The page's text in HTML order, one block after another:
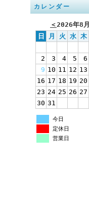
カレンダー
＜2026年8月
日
月 火 水 木
2
3 4 5 6
9 10 11 12 13
16 17 18 19 20
23 24 25 26 27
30 31
今日
定休日
営業日